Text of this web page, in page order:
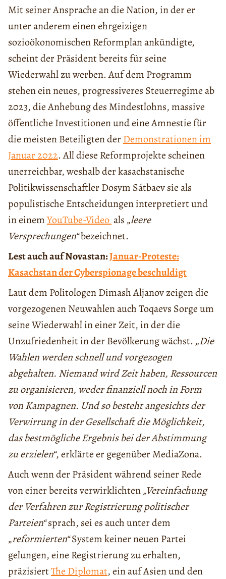
Mit seiner Ansprache an die Nation, in der er
unter anderem einen ehrgeizigen
sozioökonomischen Reformplan ankündigte,
scheint der Präsident bereits für seine
Wiederwahl zu werben. Auf dem Programm
stehen ein neues, progressiveres Steuerregime ab
2023, die Anhebung des Mindestlohns, massive
öffentliche Investitionen und eine Amnestie für
die meisten Beteiligten derDemonstrationen im
Januar 2022. All diese Reformprojekte scheinen
unerreichbar, weshalb der kasachstanische
Politikwissenschaftler Dosym Sátbaev sie als
populistische Entscheidungen interpretiert und
in einemYouTube-Video als „leere
Versprechungen“bezeichnet.
Lest auch auf Novastan:Januar-Proteste:
Kasachstan der Cyberspionage beschuldigt
Laut dem Politologen Dimash Aljanov zeigen die
vorgezogenen Neuwahlen auch Toqaevs Sorge um
seine Wiederwahl in einer Zeit, in der die
Unzufriedenheit in der Bevölkerung wächst. „Die
Wahlen werden schnell und vorgezogen
abgehalten. Niemand wird Zeit haben, Ressourcen
zu organisieren, weder finanziell noch in Form
von Kampagnen. Und so besteht angesichts der
Verwirrung in der Gesellschaft die Möglichkeit,
das bestmögliche Ergebnis bei der Abstimmung
zu erzielen“, erklärte er gegenüber MediaZona.
Auch wenn der Präsident während seiner Rede
von einer bereits verwirklichten„Vereinfachung
der Verfahren zur Registrierung politischer
Parteien“sprach, sei es auch unter dem
„reformierten“System keiner neuen Partei
gelungen, eine Registrierung zu erhalten,
präzisiertThe Diplomat, ein auf Asien und den